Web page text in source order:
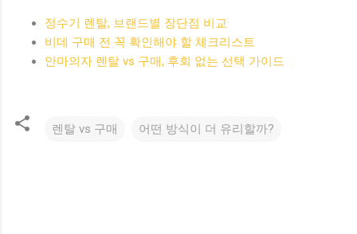
정수기 렌탈, 브랜드별 장단점 비교
비데 구매 전 꼭 확인해야 할 체크리스트
안마의자 렌탈 vs 구매, 후회 없는 선택 가이드
렌탈 vs 구매 어떤 방식이 더 유리할까?